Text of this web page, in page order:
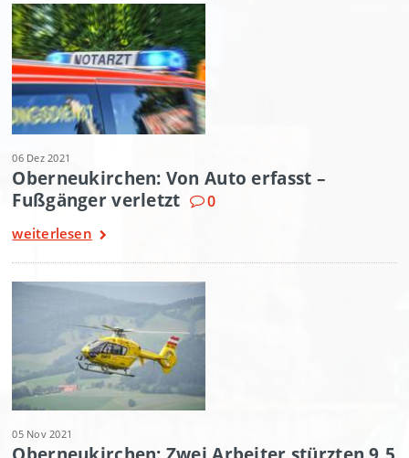
06 Dez 2021
Oberneukirchen: Von Auto erfasst –
Fußgänger verletzt
0
weiterlesen
05 Nov 2021